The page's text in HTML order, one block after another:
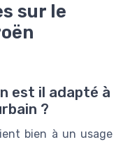
sur le
est il adapté à
?
bien à un usage